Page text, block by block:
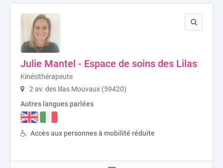
Julie Mantel - Espace de soins des Lilas
Kinésithérapeute
2 av. des lilas Mouvaux (59420)
Autres langues parlées
Accès aux personnes à mobilité réduite